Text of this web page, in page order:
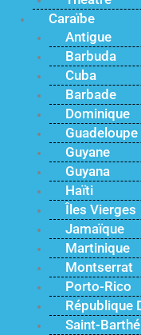
Caraïbe
Antigue
Barbuda
Cuba
Barbade
Dominique
Guadeloupe
Guyane
Guyana
Haïti
Îles Vierges
Jamaïque
Martinique
Montserrat
Porto-Rico
République
Saint-